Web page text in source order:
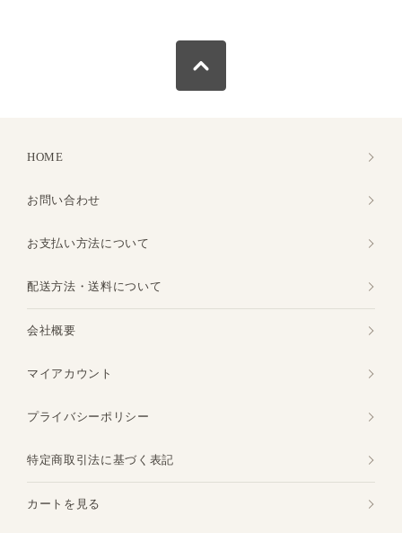
HOME
お問い合わせ
お支払い方法について
配送方法・送料について
会社概要
マイアカウント
プライバシーポリシー
特定商取引法に基づく表記
カートを見る